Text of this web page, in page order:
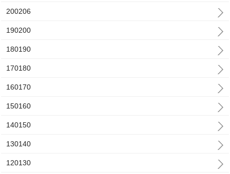
200206
190200
180190
170180
160170
150160
140150
130140
120130